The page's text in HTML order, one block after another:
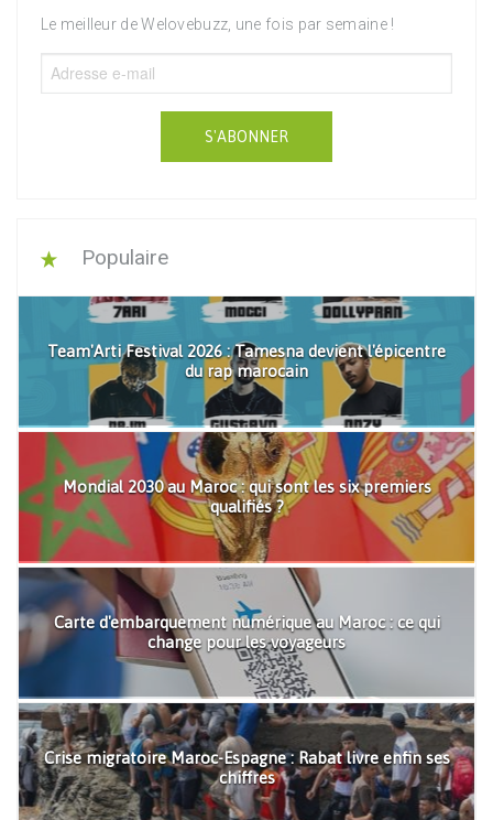
Le meilleur de Welovebuzz, une fois par semaine !
S'ABONNER
Populaire
Team'Arti Festival 2026 : Tamesna devient l'épicentre
du rap marocain
Mondial 2030 au Maroc : qui sont les six premiers
qualifiés ?
Carte d'embarquement numérique au Maroc : ce qui
change pour les voyageurs
Crise migratoire Maroc-Espagne : Rabat livre enfin ses
chiffres